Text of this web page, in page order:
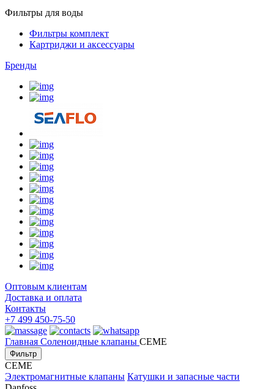
Фильтры для воды
Фильтры комплект
Картриджи и аксессуары
Бренды
Оптовым клиентам
Доставка и оплата
Контакты
+7 499 450-75-50
Главная Соленоидные клапаны CEME
Фильтр
CEME
Электромагнитные клапаны Катушки и запасные части